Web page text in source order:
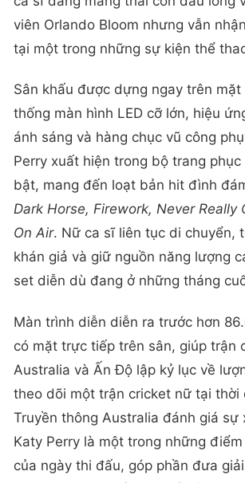
Cricket Ground (MCG), Australia.
ca sĩ đang mang thai con đầu lòng
viên Orlando Bloom nhưng vẫn
tại một trong những sự kiện thể
Sân khấu được dựng ngay trên mặt
thống màn hình LED cỡ lớn, hiệu
ánh sáng và hàng chục vũ công
Perry xuất hiện trong bộ trang phục
bật, mang đến loạt bản hit đình
Dark Horse, Firework, Never Really
On Air. Nữ ca sĩ liên tục di chuyển,
khán giả và giữ nguồn năng lượng
set diễn dù đang ở những tháng
Màn trình diễn diễn ra trước hơn
có mặt trực tiếp trên sân, giúp trận
Australia và Ấn Độ lập kỷ lục về
theo dõi một trận cricket nữ tại thời
Truyền thông Australia đánh giá sự
Katy Perry là một trong những điểm